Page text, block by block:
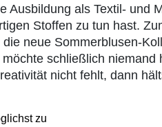
zu
Ausbildung als Textil- und
Stoffen zu tun hast.
neue Sommerblusen-
möchte schließlich
nicht fehlt, dann